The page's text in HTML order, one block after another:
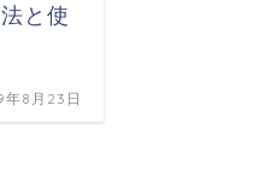
と使
年8月23日